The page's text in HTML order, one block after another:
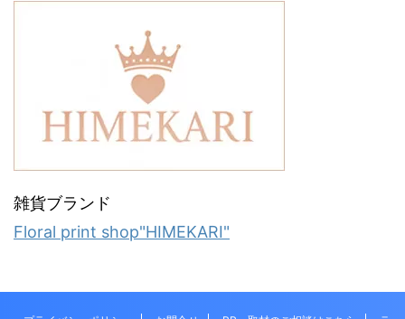
雑貨ブランド
Floral print shop"HIMEKARI"